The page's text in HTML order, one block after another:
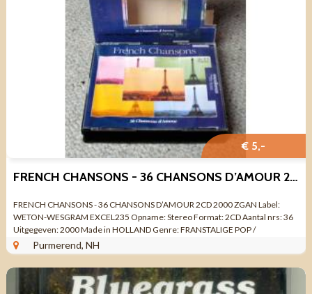
€ 5,-
FRENCH CHANSONS - 36 CHANSONS D’AMOUR 2CD 2000 ZGAN
FRENCH CHANSONS - 36 CHANSONS D’AMOUR 2CD 2000 ZGAN Label:
WETON-WESGRAM EXCEL235 Opname: Stereo Format: 2CD Aantal nrs: 36
Uitgegeven: 2000 Made in HOLLAND Genre: FRANSTALIGE POP /
CHANSONS Kwaliteit ZO GOED ALS NIEUW ...
Purmerend, NH